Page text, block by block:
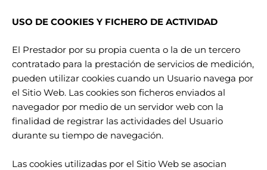
USO DE COOKIES Y FICHERO DE ACTIVIDAD
El Prestador por su propia cuenta o la de un tercero
contratado para la prestación de servicios de medición,
pueden utilizar cookies cuando un Usuario navega por
el Sitio Web. Las cookies son ficheros enviados al
navegador por medio de un servidor web con la
finalidad de registrar las actividades del Usuario
durante su tiempo de navegación.
Las cookies utilizadas por el Sitio Web se asocian